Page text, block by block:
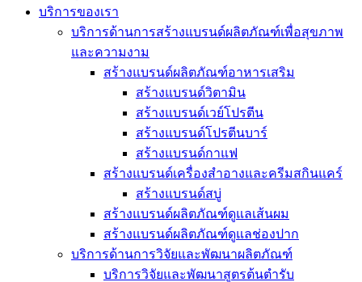
บริการของเรา
บริการด้านการสร้างแบรนด์ผลิตภัณฑ์เพื่อสุขภาพ
และความงาม
สร้างแบรนด์ผลิตภัณฑ์อาหารเสริม
สร้างแบรนด์วิตามิน
สร้างแบรนด์เวย์โปรตีน
สร้างแบรนด์โปรตีนบาร์
สร้างแบรนด์กาแฟ
สร้างแบรนด์เครื่องสำอางและครีมสกินแคร์
สร้างแบรนด์สบู่
สร้างแบรนด์ผลิตภัณฑ์ดูแลเส้นผม
สร้างแบรนด์ผลิตภัณฑ์ดูแลช่องปาก
บริการด้านการวิจัยและพัฒนาผลิตภัณฑ์
บริการวิจัยและพัฒนาสูตรต้นตำรับ